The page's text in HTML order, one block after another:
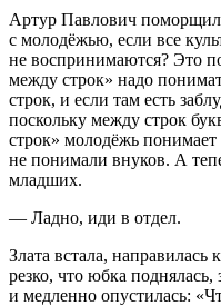
Артур Павлович
с молодёжью, если все
не воспринимаются? Это
между строк» надо
строк, и если там есть
поскольку между строк
строк» молодёжь
не понимали внуков. А
младших.
— Ладно, иди в отдел.
Злата встала, направилась
резко, что юбка
и медленно опустилась: